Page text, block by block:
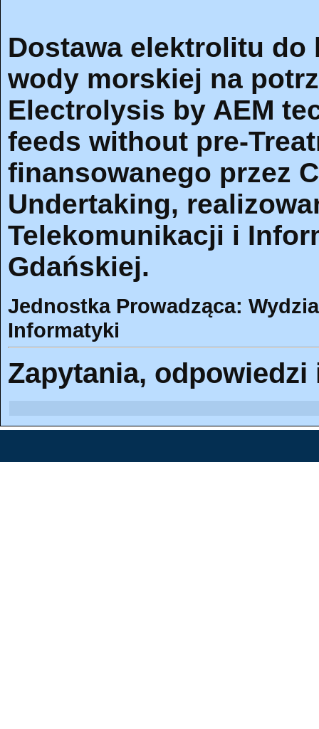
Dostawa elektrolitu
wody morskiej na
Electrolysis by AEM
feeds without pre-
finansowanego przez
Undertaking,
Telekomunikacji i
Gdańskiej.
Jednostka Prowadząca:
Informatyki
Zapytania, odpowiedzi